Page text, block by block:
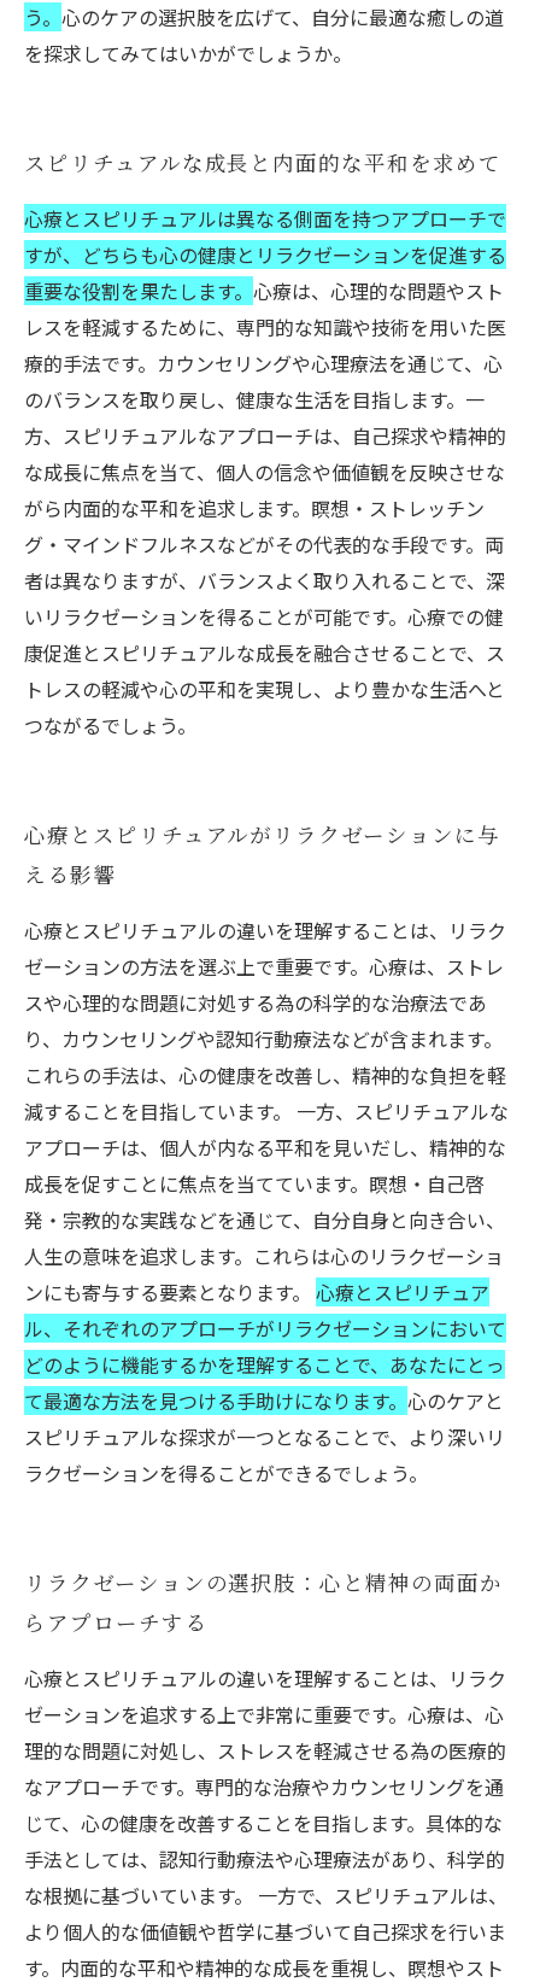
う。 心のケアの選択肢を広げて、自分に最適な癒しの道
を探求してみてはいかがでしょうか。
スピリチュアルな成長と内面的な平和を求めて
心療とスピリチュアルは異なる側面を持つアプローチで
すが、どちらも心の健康とリラクゼーションを促進する
重要な役割を果たします。 心療は、心理的な問題やスト
レスを軽減するために、専門的な知識や技術を用いた医
療的手法です。カウンセリングや心理療法を通じて、心
のバランスを取り戻し、健康な生活を目指します。一
方、スピリチュアルなアプローチは、自己探求や精神的
な成長に焦点を当て、個人の信念や価値観を反映させな
がら内面的な平和を追求します。瞑想・ストレッチン
グ・マインドフルネスなどがその代表的な手段です。両
者は異なりますが、バランスよく取り入れることで、深
いリラクゼーションを得ることが可能です。心療での健
康促進とスピリチュアルな成長を融合させることで、ス
トレスの軽減や心の平和を実現し、より豊かな生活へと
つながるでしょう。
心療とスピリチュアルがリラクゼーションに与
える影響
心療とスピリチュアルの違いを理解することは、リラク
ゼーションの方法を選ぶ上で重要です。心療は、ストレ
スや心理的な問題に対処する為の科学的な治療法であ
り、カウンセリングや認知行動療法などが含まれます。
これらの手法は、心の健康を改善し、精神的な負担を軽
減することを目指しています。 一方、スピリチュアルな
アプローチは、個人が内なる平和を見いだし、精神的な
成長を促すことに焦点を当てています。瞑想・自己啓
発・宗教的な実践などを通じて、自分自身と向き合い、
人生の意味を追求します。これらは心のリラクゼーショ
ンにも寄与する要素となります。 心療とスピリチュア
ル、それぞれのアプローチがリラクゼーションにおいて
どのように機能するかを理解することで、あなたにとっ
て最適な方法を見つける手助けになります。 心のケアと
スピリチュアルな探求が一つとなることで、より深いリ
ラクゼーションを得ることができるでしょう。
リラクゼーションの選択肢：心と精神の両面か
らアプローチする
心療とスピリチュアルの違いを理解することは、リラク
ゼーションを追求する上で非常に重要です。心療は、心
理的な問題に対処し、ストレスを軽減させる為の医療的
なアプローチです。専門的な治療やカウンセリングを通
じて、心の健康を改善することを目指します。具体的な
手法としては、認知行動療法や心理療法があり、科学的
な根拠に基づいています。 一方で、スピリチュアルは、
より個人的な価値観や哲学に基づいて自己探求を行いま
す。内面的な平和や精神的な成長を重視し、瞑想やスト